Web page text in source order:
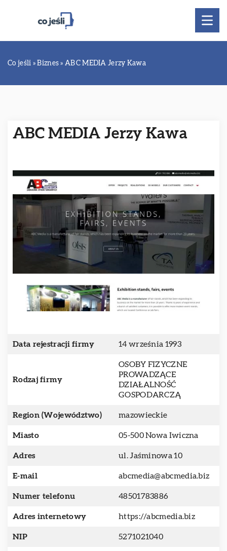
Co jeśli »Biznes »ABC MEDIA Jerzy Kawa
ABC MEDIA Jerzy Kawa
Data rejestracji firmy 14 września 1993
Rodzaj firmy
OSOBY FIZYCZNE
PROWADZĄCE
DZIAŁALNOŚĆ
GOSPODARCZĄ
Region (Województwo) mazowieckie
Miasto 05-500 Nowa Iwiczna
Adres ul. Jaśminowa 10
E-mail abcmedia@abcmedia.biz
Numer telefonu 48501783886
Adres internetowy https://abcmedia.biz
NIP 5271021040